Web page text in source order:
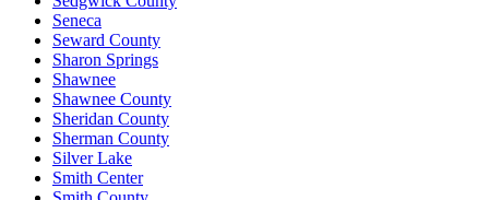
Seneca
Seward County
Sharon Springs
Shawnee
Shawnee County
Sheridan County
Sherman County
Silver Lake
Smith Center